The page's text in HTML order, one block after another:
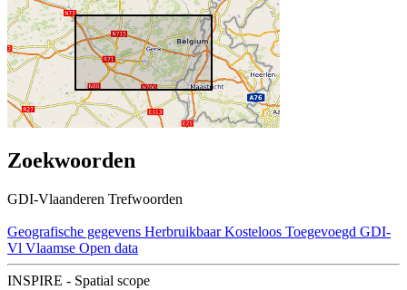
Zoekwoorden
GDI-Vlaanderen Trefwoorden
Geografische gegevens Herbruikbaar Kosteloos Toegevoegd GDI-
Vl Vlaamse Open data
INSPIRE - Spatial scope